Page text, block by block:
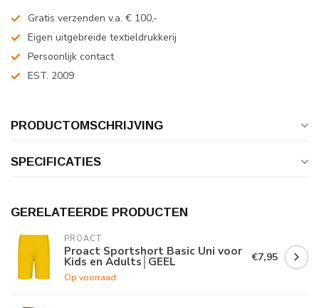
Gratis verzenden v.a. € 100,-
Eigen uitgebreide textieldrukkerij
Persoonlijk contact
EST. 2009
PRODUCTOMSCHRIJVING
SPECIFICATIES
GERELATEERDE PRODUCTEN
PROACT
Proact Sportshort Basic Uni voor
Kids en Adults│GEEL
Op voorraad
€7,95